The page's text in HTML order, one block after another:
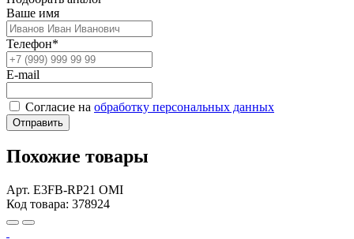
Ваше имя
Телефон*
E-mail
Согласие на обработку персональных данных
Отправить
Похожие товары
Арт. E3FB-RP21 OMI
Код товара: 378924